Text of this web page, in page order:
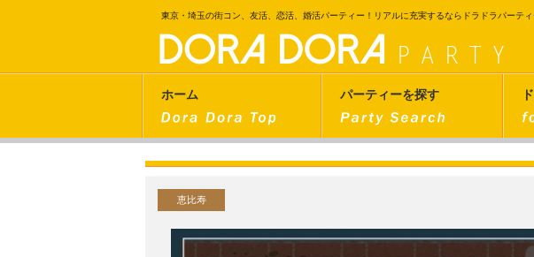
東京・埼玉の街コン、友活、恋活、婚活パーティー！リアルに充実するならドラドラパーティ
ホーム パーティーを探す
恵比寿